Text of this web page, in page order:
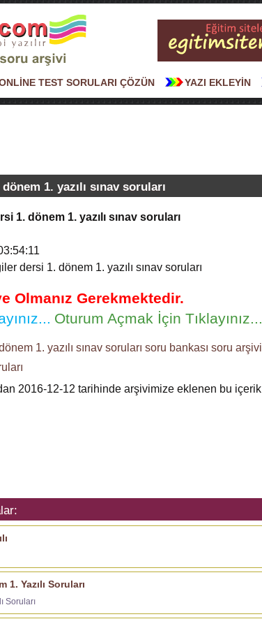
YAZI EKLEYİN
TEST SORULARI ÇÖZÜN
1. yazılı sınav soruları
1. dönem 1. yazılı sınav soruları
dersi 1. dönem 1. yazılı sınav soruları
Olmanız Gerekmektedir.
Oturum Açmak İçin Tıklayınız...
1. yazılı sınav soruları soru bankası soru arşivi
2016-12-12 tarihinde arşivimize eklenen bu içerik
Yazılı Soruları
Soruları